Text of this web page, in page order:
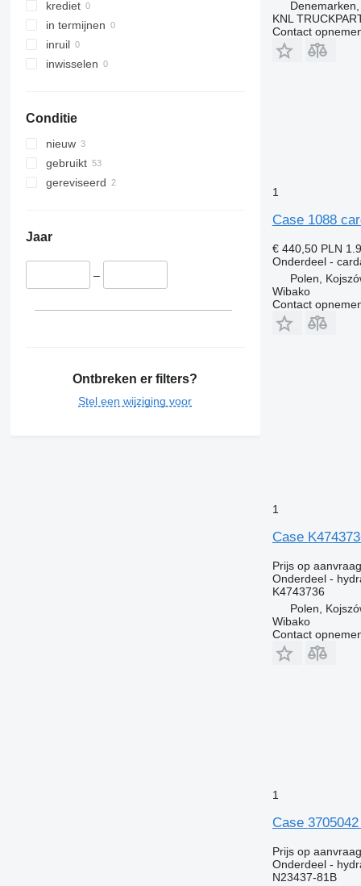
Tourismo
Travego
Unimog
V-Class
Vito
Midlum
Premium
Sandero
Scenic
Trafic
Twingo
Zoe
Terberg
V40
V60
V90
XC
krediet
in termijnen
inruil
inwisselen
Conditie
nieuw
gebruikt
gereviseerd
Jaar
–
Ontbreken er filters?
Stel een wijziging voor
KNL
Contact
1
Case 1088
€ 440,50 PLN
Onderdeel -
Polen,
Wibako
Contact
1
Case
Prijs op aanvraag
Onderdeel -
K4743736
Polen,
Wibako
Contact
1
Case
Prijs op aanvraag
Onderdeel -
N23437-81B